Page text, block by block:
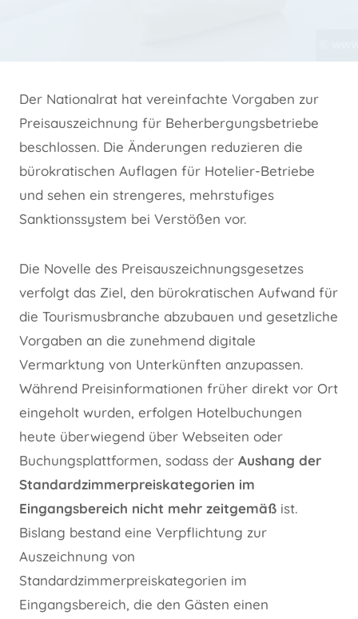
Der Nationalrat hat vereinfachte Vorgaben zur
Preisauszeichnung für Beherbergungsbetriebe
beschlossen. Die Änderungen reduzieren die
bürokratischen Auflagen für Hotelier-Betriebe
und sehen ein strengeres, mehrstufiges
Sanktionssystem bei Verstößen vor.
Die Novelle des Preisauszeichnungsgesetzes
verfolgt das Ziel, den bürokratischen Aufwand für
die Tourismusbranche abzubauen und gesetzliche
Vorgaben an die zunehmend digitale
Vermarktung von Unterkünften anzupassen.
Während Preisinformationen früher direkt vor Ort
eingeholt wurden, erfolgen Hotelbuchungen
heute überwiegend über Webseiten oder
Buchungsplattformen, sodass der Aushang der
Standardzimmerpreiskategorien im
Eingangsbereich nicht mehr zeitgemäß ist.
Bislang bestand eine Verpflichtung zur
Auszeichnung von
Standardzimmerpreiskategorien im
Eingangsbereich, die den Gästen einen